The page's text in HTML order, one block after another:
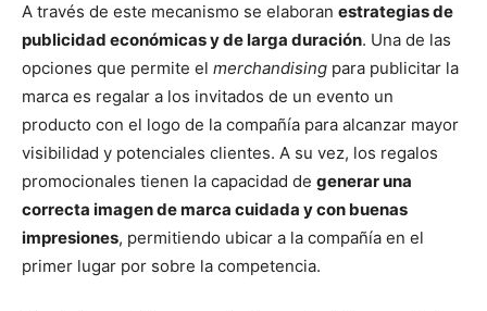
A través de este mecanismo se elaboran estrategias de
publicidad económicas y de larga duración. Una de las
opciones que permite el merchandising para publicitar la
marca es regalar a los invitados de un evento un
producto con el logo de la compañía para alcanzar mayor
visibilidad y potenciales clientes. A su vez, los regalos
promocionales tienen la capacidad de generar una
correcta imagen de marca cuidada y con buenas
impresiones, permitiendo ubicar a la compañía en el
primer lugar por sobre la competencia.